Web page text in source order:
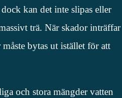
kan det inte slipas eller
trä. När skador inträffar
bytas ut istället för att
och stora mängder vatten